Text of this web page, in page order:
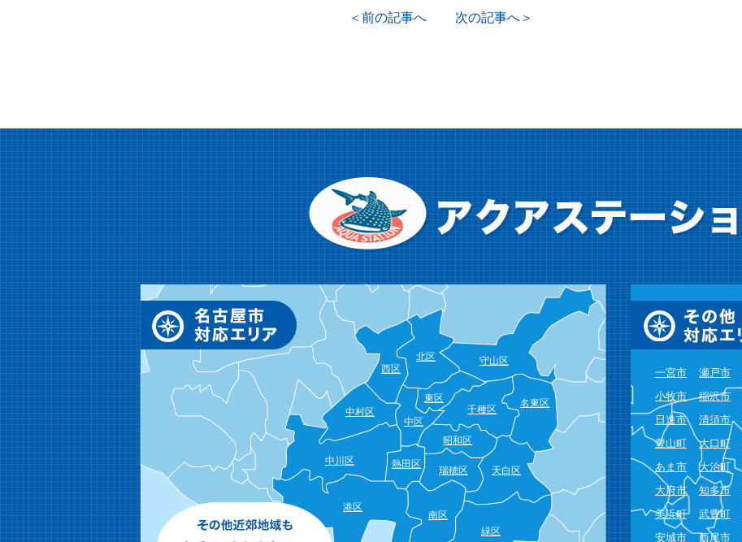
＜前の記事へ 次の記事へ＞
北区
西区
守山区
東区 名東区
千種区
中区
中村区
昭和区
天白区
瑞穂区
熱田区
中川区
緑区
南区
港区
一宮市 瀬戸市
小牧市
稲沢市
日進市
清須市
豊山町
大口町
あま市
大治町
大府市
知多市
美浜町
武豊町
安城市
西尾市